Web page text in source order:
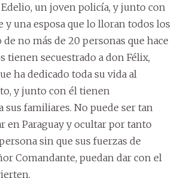
Edelio, un joven policía, y junto con
y una esposa que lo lloran todos los
no más de 20 personas que hace
tienen secuestrado a don Félix,
ha dedicado toda su vida al
y junto con él tienen
sus familiares. No puede ser tan
en Paraguay y ocultar por tanto
sin que sus fuerzas de
Comandante, puedan dar con el